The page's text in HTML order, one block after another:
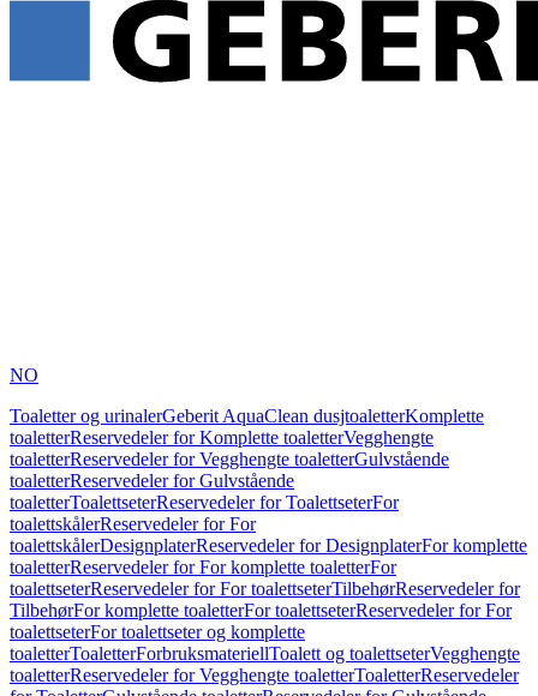
NO
Toaletter og urinalerGeberit AquaClean dusjtoaletterKomplette
toaletterReservedeler for Komplette toaletterVegghengte
toaletterReservedeler for Vegghengte toaletterGulvstående
toaletterReservedeler for Gulvstående
toaletterToalettseterReservedeler for ToalettseterFor
toalettskålerReservedeler for For
toalettskålerDesignplaterReservedeler for DesignplaterFor komplette
toaletterReservedeler for For komplette toaletterFor
toalettseterReservedeler for For toalettseterTilbehørReservedeler for
TilbehørFor komplette toaletterFor toalettseterReservedeler for For
toalettseterFor toalettseter og komplette
toaletterToaletterForbruksmateriellToalett og toalettseterVegghengte
toaletterReservedeler for Vegghengte toaletterToaletterReservedeler